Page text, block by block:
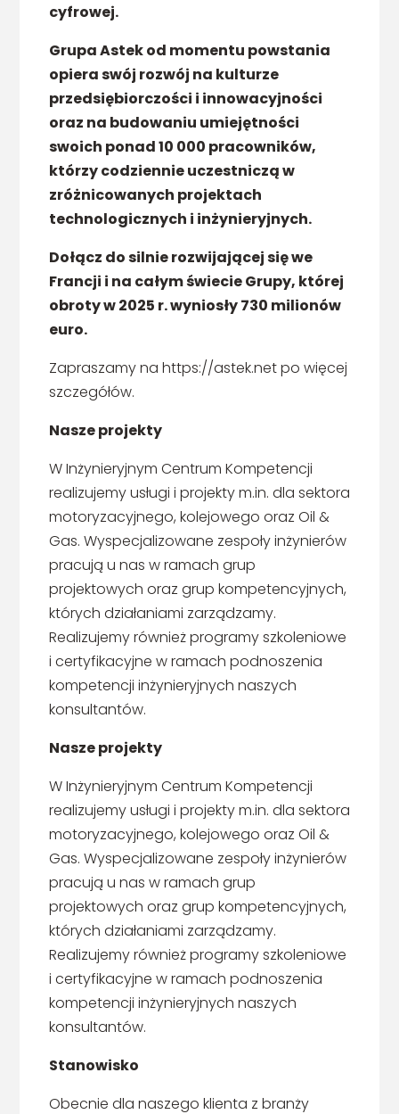
cyfrowej.
Grupa Astek od momentu powstania
opiera swój rozwój na kulturze
przedsiębiorczości i innowacyjności
oraz na budowaniu umiejętności
swoich ponad 10 000 pracowników,
którzy codziennie uczestniczą w
zróżnicowanych projektach
technologicznych i inżynieryjnych.
Dołącz do silnie rozwijającej się we
Francji i na całym świecie Grupy, której
obroty w 2025 r. wyniosły 730 milionów
euro.
Zapraszamy na https://astek.net po więcej
szczegółów.
Nasze projekty
W Inżynieryjnym Centrum Kompetencji
realizujemy usługi i projekty m.in. dla sektora
motoryzacyjnego, kolejowego oraz Oil &
Gas. Wyspecjalizowane zespoły inżynierów
pracują u nas w ramach grup
projektowych oraz grup kompetencyjnych,
których działaniami zarządzamy.
Realizujemy również programy szkoleniowe
i certyfikacyjne w ramach podnoszenia
kompetencji inżynieryjnych naszych
konsultantów.
Nasze projekty
W Inżynieryjnym Centrum Kompetencji
realizujemy usługi i projekty m.in. dla sektora
motoryzacyjnego, kolejowego oraz Oil &
Gas. Wyspecjalizowane zespoły inżynierów
pracują u nas w ramach grup
projektowych oraz grup kompetencyjnych,
których działaniami zarządzamy.
Realizujemy również programy szkoleniowe
i certyfikacyjne w ramach podnoszenia
kompetencji inżynieryjnych naszych
konsultantów.
Stanowisko
Obecnie dla naszego klienta z branży